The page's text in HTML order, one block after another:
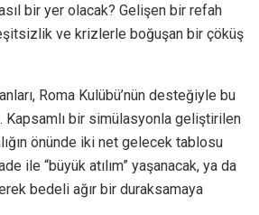
bir yer olacak? Gelişen bir refah
ve krizlerle boğuşan bir çöküş
Roma Kulübü’nün desteğiyle bu
Kapsamlı bir simülasyonla geliştirilen
önünde iki net gelecek tablosu
ile “büyük atılım” yaşanacak, ya da
bedeli ağır bir duraksamaya